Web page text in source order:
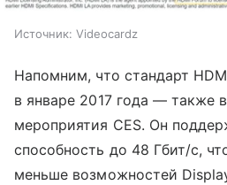
Источник: Videocardz
Напомним, что стандарт
в январе 2017 года — также
мероприятия CES. Он
способность до 48 Гбит/с,
меньше возможностей